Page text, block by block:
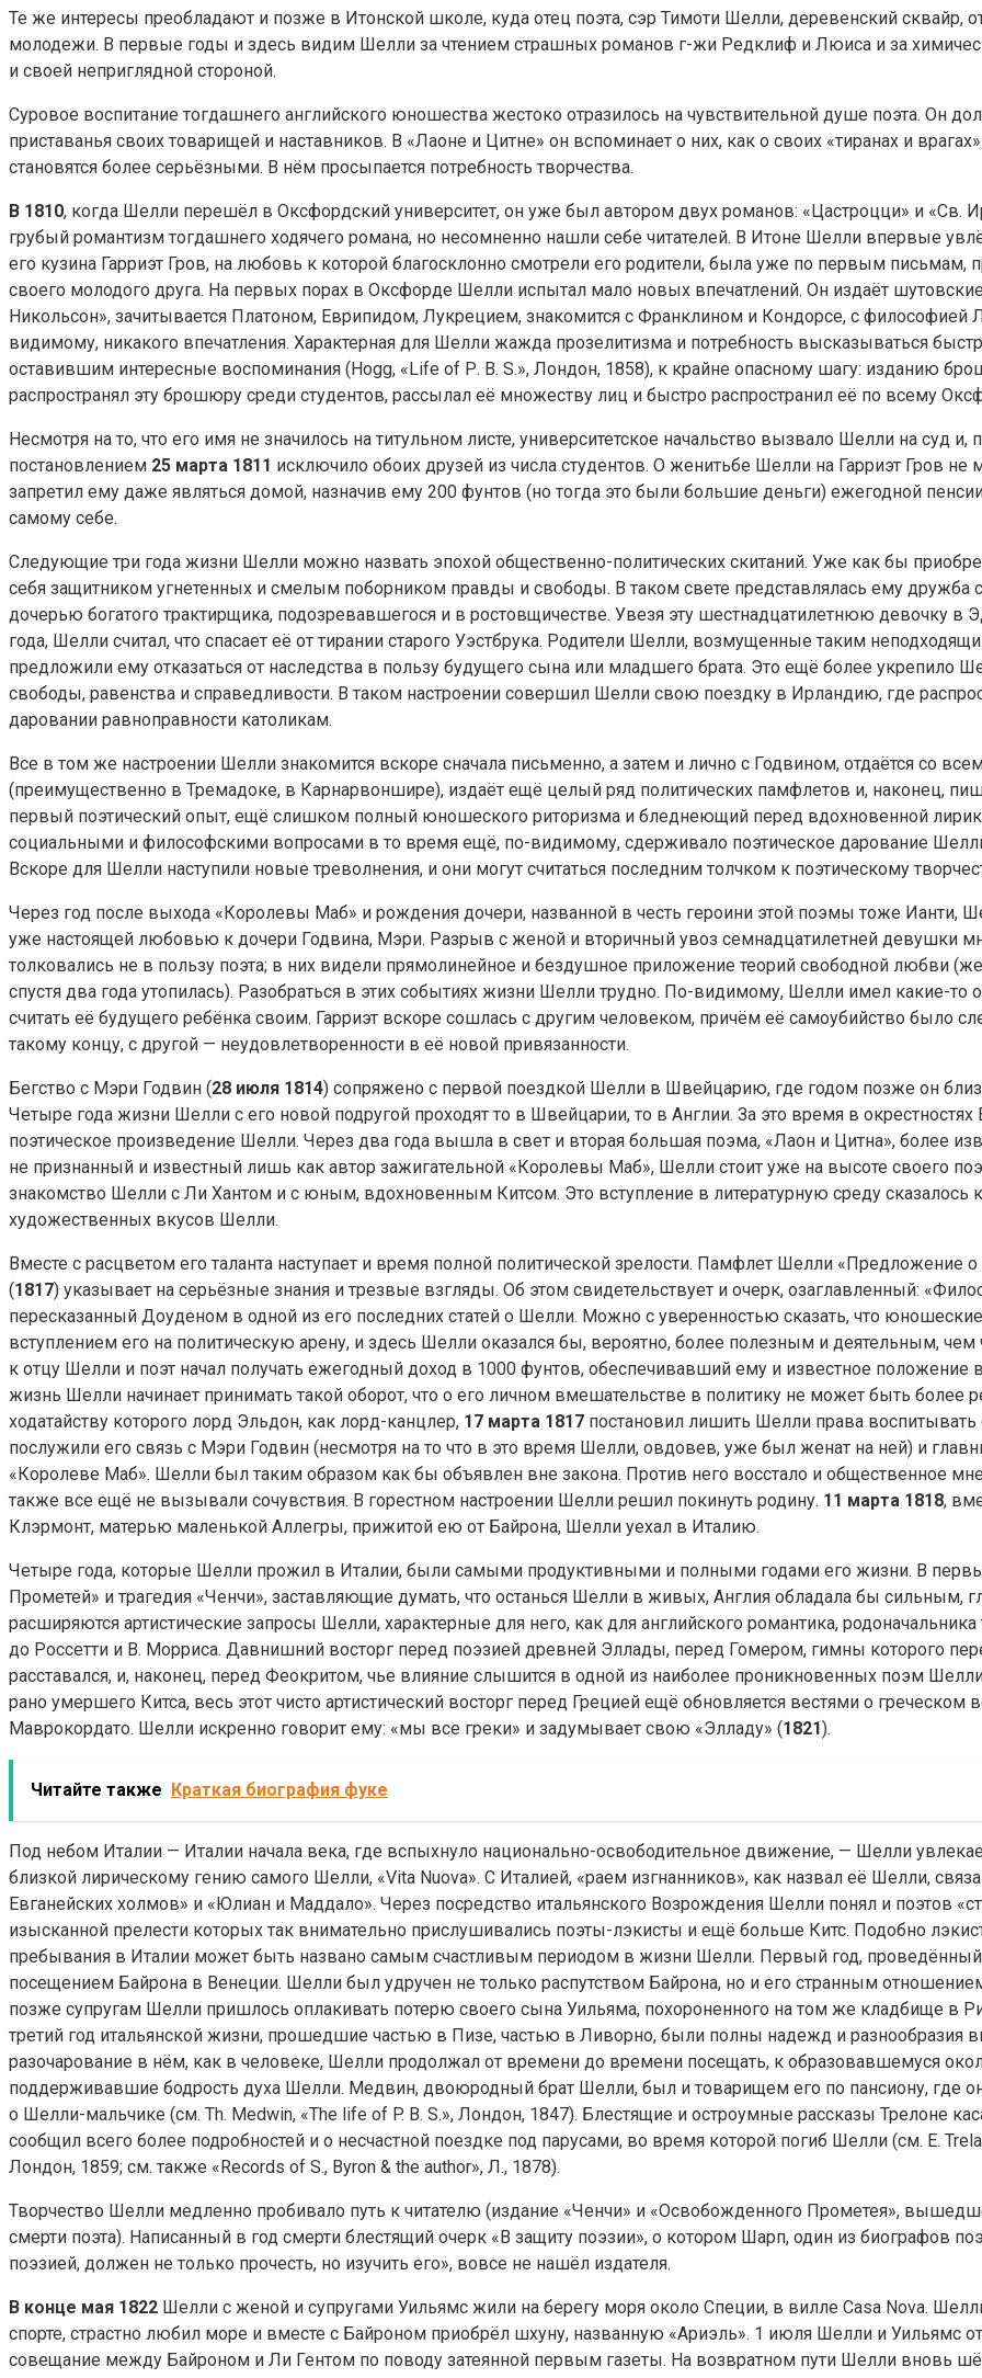
Те же интересы преобладают и позже в Итонской школе, куда отец поэта, сэр Тимоти Шелли, деревенский сквайр,
молодежи. В первые годы и здесь видим Шелли за чтением страшных романов г-жи Редклиф и Люиса и за
и своей неприглядной стороной.
Суровое воспитание тогдашнего английского юношества жестоко отразилось на чувствительной душе поэта. Он
приставанья своих товарищей и наставников. В «Лаоне и Цитне» он вспоминает о них, как о своих «тиранах и
становятся более серьёзными. В нём просыпается потребность творчества.
В 1810, когда Шелли перешёл в Оксфордский университет, он уже был автором двух романов: «Цастроцци» и «Св.
грубый романтизм тогдашнего ходячего романа, но несомненно нашли себе читателей. В Итоне Шелли впервые
его кузина Гарриэт Гров, на любовь к которой благосклонно смотрели его родители, была уже по первым
своего молодого друга. На первых порах в Оксфорде Шелли испытал мало новых впечатлений. Он издаёт
Никольсон», зачитывается Платоном, Еврипидом, Лукрецием, знакомится с Франклином и Кондорсе, с
видимому, никакого впечатления. Характерная для Шелли жажда прозелитизма и потребность высказываться
оставившим интересные воспоминания (Hogg, «Life of Р. В. S.», Лондон, 1858), к крайне опасному шагу: изданию
распространял эту брошюру среди студентов, рассылал её множеству лиц и быстро распространил её по всему
Несмотря на то, что его имя не значилось на титульном листе, университетское начальство вызвало Шелли на суд
постановлением 25 марта 1811 исключило обоих друзей из числа студентов. О женитьбе Шелли на Гарриэт Гров
запретил ему даже являться домой, назначив ему 200 фунтов (но тогда это были большие деньги) ежегодной
самому себе.
Следующие три года жизни Шелли можно назвать эпохой общественно-политических скитаний. Уже как бы
себя защитником угнетенных и смелым поборником правды и свободы. В таком свете представлялась ему дружба с
дочерью богатого трактирщика, подозревавшегося и в ростовщичестве. Увезя эту шестнадцатилетнюю девочку в
года, Шелли считал, что спасает её от тирании старого Уэстбрука. Родители Шелли, возмущенные таким
предложили ему отказаться от наследства в пользу будущего сына или младшего брата. Это ещё более укрепило
свободы, равенства и справедливости. В таком настроении совершил Шелли свою поездку в Ирландию, где
даровании равноправности католикам.
Все в том же настроении Шелли знакомится вскоре сначала письменно, а затем и лично с Годвином, отдаётся со
(преимущественно в Тремадоке, в Карнарвоншире), издаёт ещё целый ряд политических памфлетов и, наконец,
первый поэтический опыт, ещё слишком полный юношеского риторизма и бледнеющий перед вдохновенной
социальными и философскими вопросами в то время ещё, по-видимому, сдерживало поэтическое дарование
Вскоре для Шелли наступили новые треволнения, и они могут считаться последним толчком к поэтическому
Через год после выхода «Королевы Маб» и рождения дочери, названной в честь героини этой поэмы тоже Ианти,
уже настоящей любовью к дочери Годвина, Мэри. Разрыв с женой и вторичный увоз семнадцатилетней девушки
толковались не в пользу поэта; в них видели прямолинейное и бездушное приложение теорий свободной любви
спустя два года утопилась). Разобраться в этих событиях жизни Шелли трудно. По-видимому, Шелли имел какие-то
считать её будущего ребёнка своим. Гарриэт вскоре сошлась с другим человеком, причём её самоубийство было
такому концу, с другой — неудовлетворенности в её новой привязанности.
Бегство с Мэри Годвин (28 июля 1814) сопряжено с первой поездкой Шелли в Швейцарию, где годом позже он
Четыре года жизни Шелли с его новой подругой проходят то в Швейцарии, то в Англии. За это время в окрестностях
поэтическое произведение Шелли. Через два года вышла в свет и вторая большая поэма, «Лаон и Цитна», более
не признанный и известный лишь как автор зажигательной «Королевы Маб», Шелли стоит уже на высоте своего
знакомство Шелли с Ли Хантом и с юным, вдохновенным Китсом. Это вступление в литературную среду сказалось
художественных вкусов Шелли.
Вместе с расцветом его таланта наступает и время полной политической зрелости. Памфлет Шелли
(1817) указывает на серьёзные знания и трезвые взгляды. Об этом свидетельствует и очерк, озаглавленный:
пересказанный Доуденом в одной из его последних статей о Шелли. Можно с уверенностью сказать, что
вступлением его на политическую арену, и здесь Шелли оказался бы, вероятно, более полезным и деятельным,
к отцу Шелли и поэт начал получать ежегодный доход в 1000 фунтов, обеспечивавший ему и известное положение
жизнь Шелли начинает принимать такой оборот, что о его личном вмешательстве в политику не может быть более
ходатайству которого лорд Эльдон, как лорд-канцлер, 17 марта 1817 постановил лишить Шелли права
послужили его связь с Мэри Годвин (несмотря на то что в это время Шелли, овдовев, уже был женат на ней) и
«Королеве Маб». Шелли был таким образом как бы объявлен вне закона. Против него восстало и общественное
также все ещё не вызывали сочувствия. В горестном настроении Шелли решил покинуть родину. 11 марта 1818,
Клэрмонт, матерью маленькой Аллегры, прижитой ею от Байрона, Шелли уехал в Италию.
Четыре года, которые Шелли прожил в Италии, были самыми продуктивными и полными годами его жизни. В
Прометей» и трагедия «Ченчи», заставляющие думать, что останься Шелли в живых, Англия обладала бы
расширяются артистические запросы Шелли, характерные для него, как для английского романтика,
до Россетти и В. Морриса. Давнишний восторг перед поэзией древней Эллады, перед Гомером, гимны которого
расставался, и, наконец, перед Феокритом, чье влияние слышится в одной из наиболее проникновенных поэм
рано умершего Китса, весь этот чисто артистический восторг перед Грецией ещё обновляется вестями о
Маврокордато. Шелли искренно говорит ему: «мы все греки» и задумывает свою «Элладу» (1821).
Читайте также Краткая биография фуке
Под небом Италии — Италии начала века, где вспыхнуло национально-освободительное движение, — Шелли
близкой лирическому гению самого Шелли, «Vita Nuova». С Италией, «раем изгнанников», как назвал её Шелли,
Евганейских холмов» и «Юлиан и Маддало». Через посредство итальянского Возрождения Шелли понял и поэтов
изысканной прелести которых так внимательно прислушивались поэты-лэкисты и ещё больше Китс. Подобно
пребывания в Италии может быть названо самым счастливым периодом в жизни Шелли. Первый год,
посещением Байрона в Венеции. Шелли был удручен не только распутством Байрона, но и его странным
позже супругам Шелли пришлось оплакивать потерю своего сына Уильяма, похороненного на том же кладбище в
третий год итальянской жизни, прошедшие частью в Пизе, частью в Ливорно, были полны надежд и разнообразия
разочарование в нём, как в человеке, Шелли продолжал от времени до времени посещать, к образовавшемуся
поддерживавшие бодрость духа Шелли. Медвин, двоюродный брат Шелли, был и товарищем его по пансиону, где
о Шелли-мальчике (см. Th. Medwin, «The life of P. B. S.», Лондон, 1847). Блестящие и остроумные рассказы Трелоне
сообщил всего более подробностей и о несчастной поездке под парусами, во время которой погиб Шелли (см. E.
Лондон, 1859; см. также «Records of S., Byron & the author», Л., 1878).
Творчество Шелли медленно пробивало путь к читателю (издание «Ченчи» и «Освобожденного Прометея»,
смерти поэта). Написанный в год смерти блестящий очерк «В защиту поэзии», о котором Шарп, один из биографов
поэзией, должен не только прочесть, но изучить его», вовсе не нашёл издателя.
В конце мая 1822 Шелли с женой и супругами Уильямс жили на берегу моря около Специи, в вилле Casa Nova.
спорте, страстно любил море и вместе с Байроном приобрёл шхуну, названную «Ариэль». 1 июля Шелли и Уильямс
совещание между Байроном и Ли Гентом по поводу затеянной первым газеты. На возвратном пути Шелли вновь